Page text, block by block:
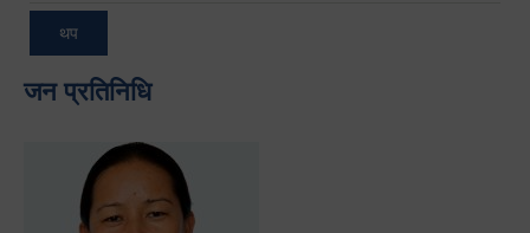
थप
जन प्रतिनिधि